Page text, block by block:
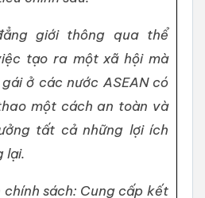
giới thông qua thể
tạo ra một xã hội mà
ở các nước ASEAN có
một cách an toàn và
tất cả những lợi ích
lại.
sách: Cung cấp kết